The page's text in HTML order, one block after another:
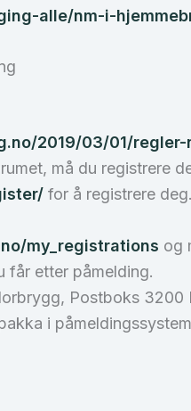
alle/nm-i-
2019/03/01/
må du registrere
for å registrere deg.
my_registrations og
får etter påmelding.
Postboks 3200
i